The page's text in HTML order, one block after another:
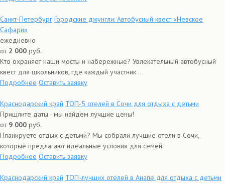
Санкт-Петербург Городские джунгли: Автобусный квест «Невское
Сафари»
ежедневно
от 2 000 руб.
Кто охраняет наши мосты и набережные? Увлекательный автобусный
квест для школьников, где каждый участник ...
Подробнее Оставить заявку
Краснодарский край ТОП-5 отелей в Сочи для отдыха с детьми
Пришлите даты - мы найдем лучшие цены!
от 9 000 руб.
Планируете отдых с детьми? Мы собрали лучшие отели в Сочи,
которые предлагают идеальные условия для семей...
Подробнее Оставить заявку
Краснодарский край ТОП-лучших отелей в Анапе для отдыха с детьми